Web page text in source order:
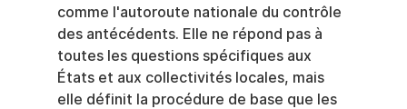
comme l'autoroute nationale du contrôle
des antécédents. Elle ne répond pas à
toutes les questions spécifiques aux
États et aux collectivités locales, mais
elle définit la procédure de base que les